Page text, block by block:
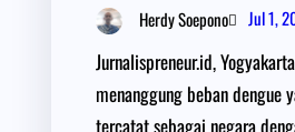
Herdy Soepono Jul 1,
Jurnalispreneur.id,
menanggung beban dengue
tercatat sebagai negara